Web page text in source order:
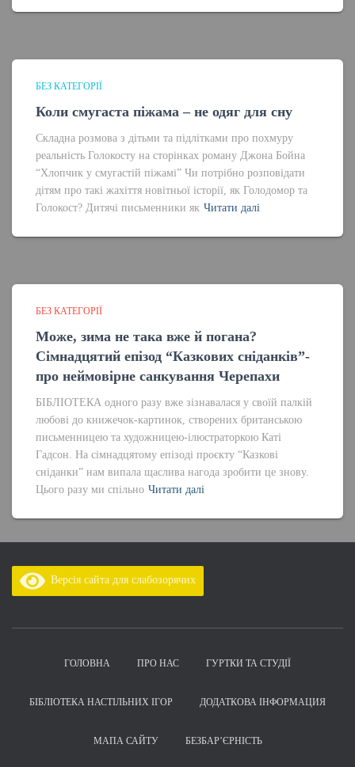
БЕЗ КАТЕГОРІЇ
Коли смугаста піжама – не одяг для сну
Складна розмова з дітьми та підлітками про похмуру
реальність Голокосту на сторінках роману Джона Бойна
“Хлопчик у смугастій піжамі” Чи потрібно розповідати
дітям про такі жахіття новітньої історії, як Голодомор та
Голокост? Дитячі письменники як Читати далі
БЕЗ КАТЕГОРІЇ
Може, зима не така вже й погана?
Сімнадцятий епізод “Казкових сніданків”-
про неймовірне санкування Черепахи
БІБЛІОТЕКА одного разу вже зізнавалася у своїй палкій
любові до книжечок-картинок, створених британською
письменницею та художницею-ілюстраторкою Каті
Гадсон. На сімнадцятому епізоді проєкту “Казкові
сніданки” нам випала щаслива нагода зробити це знову.
Цього разу ми спільно Читати далі
Версія сайта для слабозорячих
ГОЛОВНА ПРО НАС ГУРТКИ ТА СТУДІЇ
БІБЛІОТЕКА НАСТІЛЬНИХ ІГОР ДОДАТКОВА ІНФОРМАЦИЯ
МАПА САЙТУ БЕЗБАР’ЄРНІСТЬ